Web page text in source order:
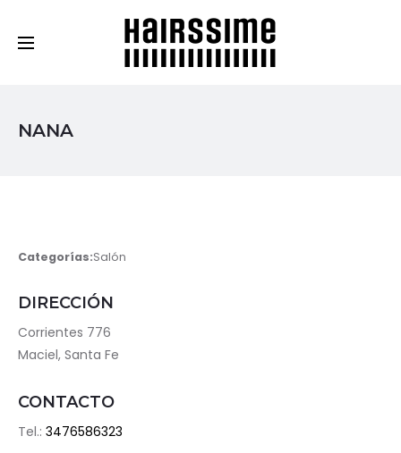
NANA
Categorías:Salón
DIRECCIÓN
Corrientes 776
Maciel, Santa Fe
CONTACTO
Tel.: 3476586323